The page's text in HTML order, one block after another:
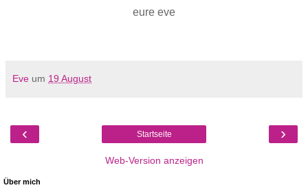
eure eve
Eve um 19 August
‹ ›
Startseite
Web-Version anzeigen
Über mich